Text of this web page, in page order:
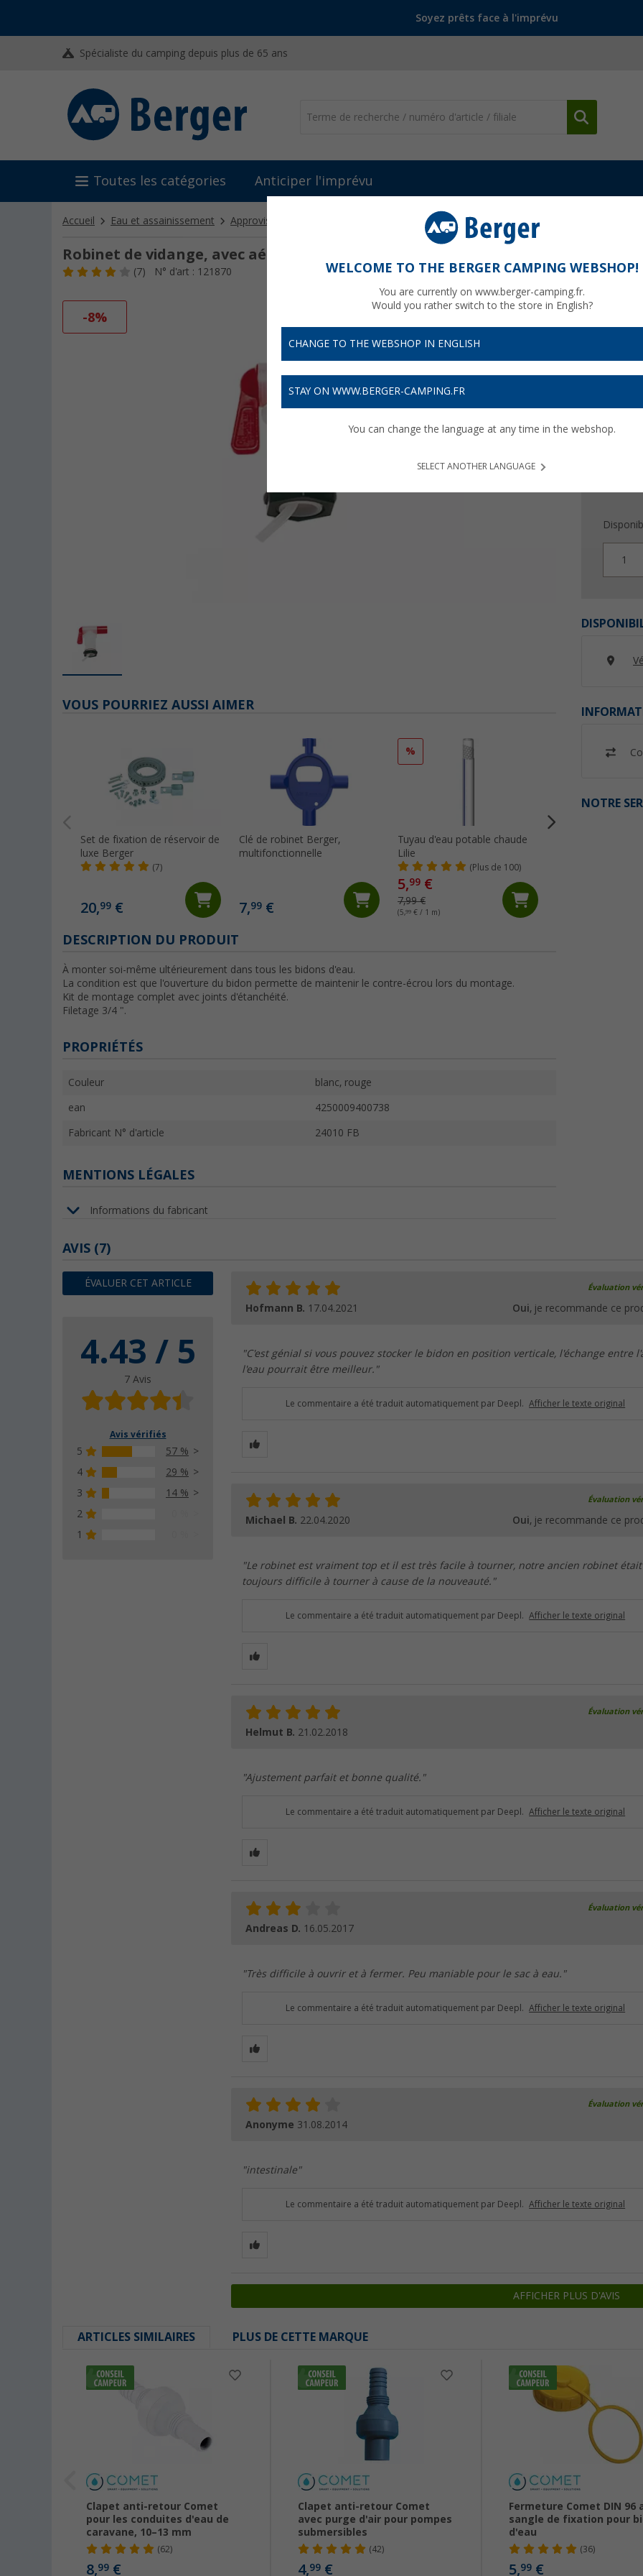
Soyez prêts face à l'imprévu
Spécialiste du camping depuis plus de 65 ans
Toutes les catégories Anticiper l'imprévu
Accueil Eau et assainissement Approvisionnement en eau Pièces détachées et accessoires pour eau Robinet de
Robinet de vidange, avec aération Lilie
(7) N° d'art : 121870
-8%
1
NOTRE
VOUS POURRIEZ AUSSI AIMER
Set de fixation de réservoir de
luxe Berger
(7)
20,99 €
Clé de robinet Berger,
multifonctionnelle
7,99 €
%
Tuyau d'eau potable chaude
Lilie
(Plus de 100)
5,99 €
7,99 €
(5,99 € / 1 m)
DESCRIPTION DU PRODUIT
À monter soi-même ultérieurement dans tous les bidons d'eau.
La condition est que l'ouverture du bidon permette de maintenir le contre-écrou lors du montage.
Kit de montage complet avec joints d'étanchéité.
Filetage 3/4 ".
PROPRIÉTÉS
Couleur blanc, rouge
ean 4250009400738
Fabricant N° d'article 24010 FB
MENTIONS LÉGALES
Informations du fabricant
AVIS (7)
ÉVALUER CET ARTICLE
4.43 / 5
7 Avis
Avis vérifiés
5
57 %
4
29 %
3
14 %
2
1
Évaluation
Hofmann B. 17.04.2021 Oui, je recommande ce
"C'est génial si vous pouvez stocker le bidon en position verticale, l'échange entre
l'eau pourrait être meilleur."
Le commentaire a été traduit automatiquement par Deepl. Afficher le texte original
Évaluation
Michael B. 22.04.2020 Oui, je recommande ce
"Le robinet est vraiment top et il est très facile à tourner, notre ancien robinet était
toujours difficile à tourner à cause de la nouveauté."
Le commentaire a été traduit automatiquement par Deepl. Afficher le texte original
Évaluation
Helmut B. 21.02.2018
"Ajustement parfait et bonne qualité."
Le commentaire a été traduit automatiquement par Deepl. Afficher le texte original
Évaluation
Andreas D. 16.05.2017
"Très difficile à ouvrir et à fermer. Peu maniable pour le sac à eau."
Le commentaire a été traduit automatiquement par Deepl. Afficher le texte original
Évaluation
Anonyme 31.08.2014
"intestinale"
Le commentaire a été traduit automatiquement par Deepl. Afficher le texte original
AFFICHER PLUS D'AVIS
ARTICLES SIMILAIRES PLUS DE CETTE MARQUE
Clapet anti-retour Comet
pour les conduites d'eau de
caravane, 10–13 mm
(62)
8,99 €
Clapet anti-retour Comet
avec purge d'air pour pompes
submersibles
(42)
4,99€
Fermeture Comet DIN 96
sangle de fixation pour
d'eau
(36)
5,99 €
WELCOME TO THE BERGER CAMPING WEBSHOP!
You are currently on www.berger-camping.fr.
Would you rather switch to the store in English?
CHANGE TO THE WEBSHOP IN ENGLISH
STAY ON WWW.BERGER-CAMPING.FR
You can change the language at any time in the webshop.
SELECT ANOTHER LANGUAGE